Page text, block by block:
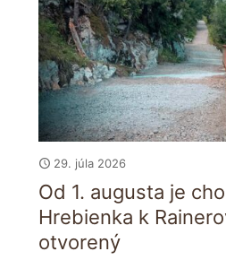
29. júla 2026
Od 1. augusta je
Hrebienka k
otvorený